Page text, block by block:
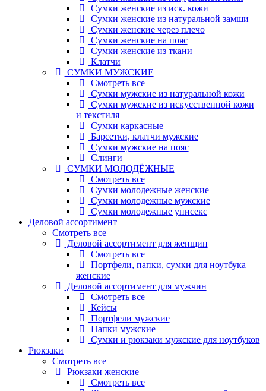
Сумки женские из иск. кожи
Сумки женские из натуральной замши
Сумки женские через плечо
Сумки женские на пояс
Сумки женские из ткани
Клатчи
СУМКИ МУЖСКИЕ
Смотреть все
Сумки мужские из натуральной кожи
Сумки мужские из искусственной кожи
и текстиля
Сумки каркасные
Барсетки, клатчи мужские
Сумки мужские на пояс
Слинги
СУМКИ МОЛОДЁЖНЫЕ
Смотреть все
Сумки молодежные женские
Сумки молодежные мужские
Сумки молодежные унисекс
Деловой ассортимент
Смотреть все
Деловой ассортимент для женщин
Смотреть все
Портфели, папки, сумки для ноутбука
женские
Деловой ассортимент для мужчин
Смотреть все
Кейсы
Портфели мужские
Папки мужские
Сумки и рюкзаки мужские для ноутбуков
Рюкзаки
Смотреть все
Рюкзаки женские
Смотреть все